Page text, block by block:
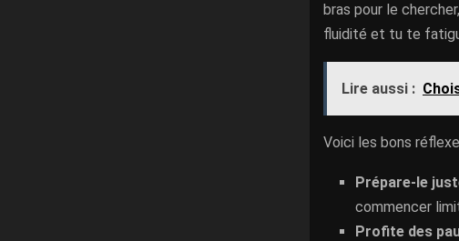
bras pour le
fluidité et tu te
Lire aussi :
Voici les bons
Prépare-le
commencer
Profite des